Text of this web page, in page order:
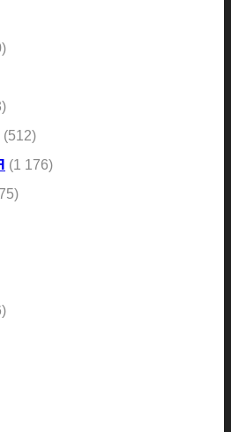
(512)
(1 176)